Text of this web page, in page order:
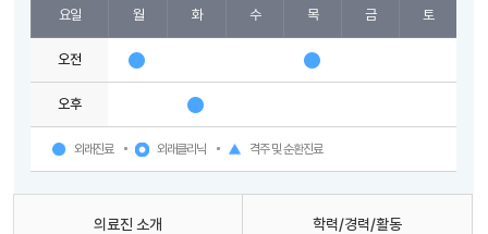
요일 월 화 수 목 금 토
오전
오후
외래진료 외래클리닉 격주 및 순환진료
의료진 소개 학력/경력/활동